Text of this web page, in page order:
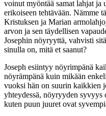
voinut myöntää samat lahjat ja
erikoiseen tehtävään. Nämme
Kristuksen ja Marian
arvon ja sen täydellisen
Josephin nöyryyttä, vahvisti
sinulla on, mitä et saanut?
Joseph esiintyy nöyrimpänä
nöyrämpänä kuin mikään
vuoksi hän on suurin kaikkien
yhteydessä, nöyryyden syvyys
kuten puun juuret ovat